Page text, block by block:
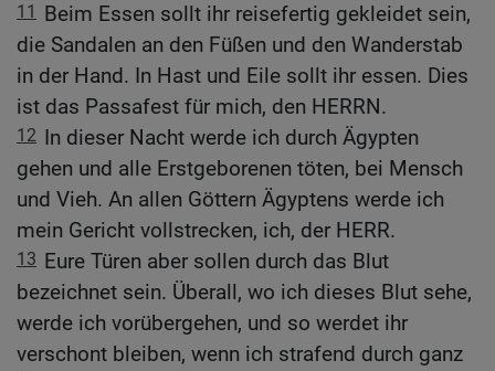
11
Beim Essen sollt ihr reisefertig gekleidet sein,
die Sandalen an den Füßen und den Wanderstab
in der Hand. In Hast und Eile sollt ihr essen. Dies
ist das Passafest für mich, den HERRN.
12 In dieser Nacht werde ich durch Ägypten
gehen und alle Erstgeborenen töten, bei Mensch
und Vieh. An allen Göttern Ägyptens werde ich
mein Gericht vollstrecken, ich, der HERR.
13 Eure Türen aber sollen durch das Blut
bezeichnet sein. Überall, wo ich dieses Blut sehe,
werde ich vorübergehen, und so werdet ihr
verschont bleiben, wenn ich strafend durch ganz